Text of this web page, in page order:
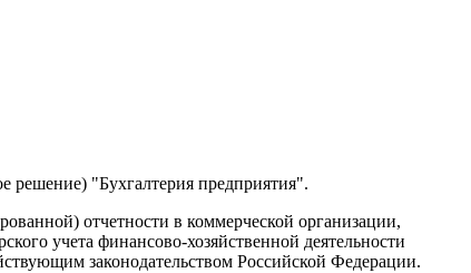
"Бухгалтерия предприятия".
отчетности в коммерческой организации,
учета финансово-хозяйственной деятельности
законодательством Российской Федерации.